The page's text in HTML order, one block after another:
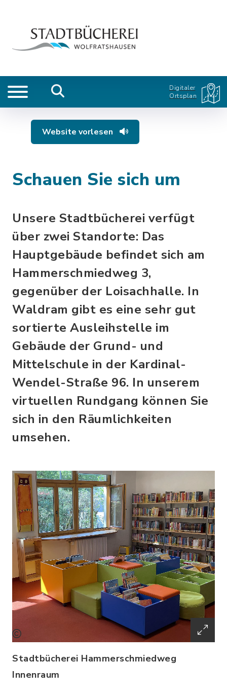
Digitaler
Ortsplan
Website vorlesen
Schauen Sie sich um
Unsere Stadtbücherei verfügt
über zwei Standorte: Das
Hauptgebäude befindet sich am
Hammerschmiedweg 3,
gegenüber der Loisachhalle. In
Waldram gibt es eine sehr gut
sortierte Ausleihstelle im
Gebäude der Grund- und
Mittelschule in der Kardinal-
Wendel-Straße 96. In unserem
virtuellen Rundgang können Sie
sich in den Räumlichkeiten
umsehen.
Stadtbücherei Hammerschmiedweg
Innenraum